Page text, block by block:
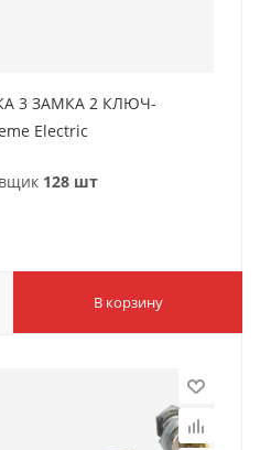
3 ЗАМКА 2 КЛЮЧ-
Electric
128 шт
В корзину